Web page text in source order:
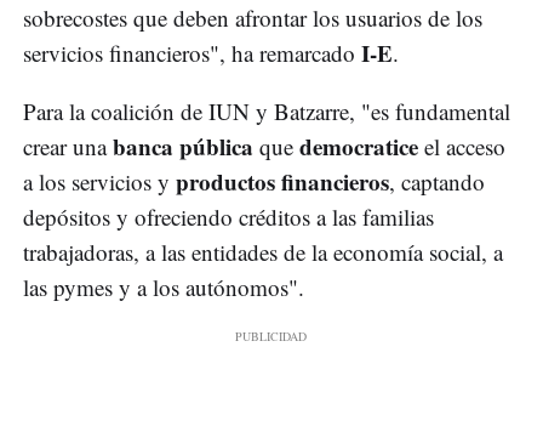
sobrecostes que deben afrontar los usuarios de los
servicios financieros", ha remarcado I-E.
Para la coalición de IUN y Batzarre, "es fundamental
crear unabanca pública que democratice el acceso
a los servicios y productos financieros, captando
depósitos y ofreciendo créditos a las familias
trabajadoras, a las entidades de la economía social, a
las pymes y a los autónomos".